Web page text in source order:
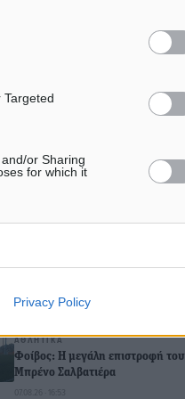
or Sharing
for which it
Privacy Policy
ΑΘΛΗΤΙΚΆ
Φοίβος: Η μεγάλη επιστροφή του
Μπρένο Σαλβατιέρα
07.08.26 · 16:53